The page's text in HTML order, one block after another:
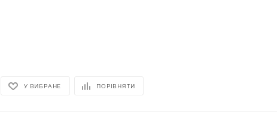
У ВИБРАНЕ ПОРІВНЯТИ